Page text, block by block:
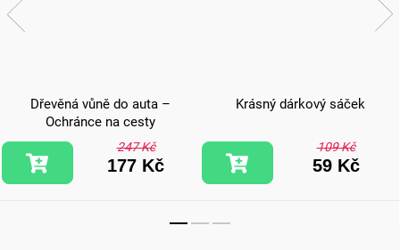
Dřevěná vůně do auta –
Ochránce na cesty
247 Kč
177 Kč
Krásný dárkový sáček
109 Kč
59 Kč